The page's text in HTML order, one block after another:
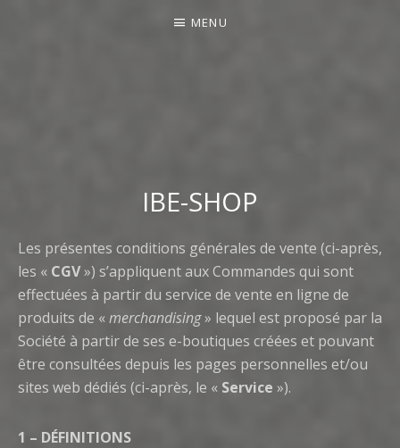
MENU
IBE-SHOP
Les présentes conditions générales de vente (ci-après,
les « CGV») s’appliquent aux Commandes qui sont
effectuées à partir du service de vente en ligne de
produits de «merchandising» lequel est proposé par la
Société à partir de ses e-boutiques créées et pouvant
être consultées depuis les pages personnelles et/ou
sites web dédiés (ci-après, le « Service »).
1 – DÉFINITIONS